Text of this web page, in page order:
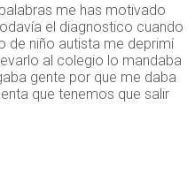
me has motivado
el diagnostico cuando
de niño autista me deprimí
al colegio lo mandaba
gente por que me daba
que tenemos que salir